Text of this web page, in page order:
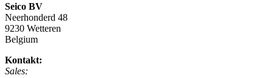
Seico BV
Neerhonderd 48
9230 Wetteren
Belgium
Kontakt:
Sales: